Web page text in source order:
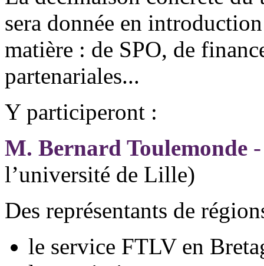
sera donnée en
matière : de SPO, de
partenariales...
Y participeront :
M. Bernard Toulemonde -
l’université de Lille)
Des représentants de
le service FTLV en